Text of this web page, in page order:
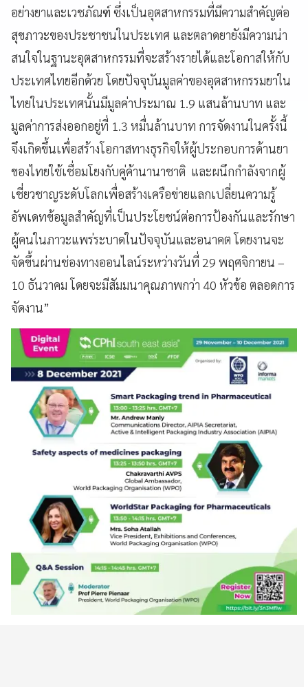
อย่างยาและเวชภัณฑ์ ซึ่งเป็นอุตสาหกรรมที่มีความสำคัญต่อ
สุขภาวะของประชาชนในประเทศ และตลาดยายังมีความน่า
สนใจในฐานะอุตสาหกรรมที่จะสร้างรายได้และโอกาสให้กับ
ประเทศไทยอีกด้วย โดยปัจจุบันมูลค่าของอุตสาหกรรมยาใน
ไทยในประเทศนั้นมีมูลค่าประมาณ 1.9 แสนล้านบาท และ
มูลค่าการส่งออกอยู่ที่ 1.3 หมื่นล้านบาท การจัดงานในครั้งนี้
จึงเกิดขึ้นเพื่อสร้างโอกาสทางธุรกิจให้ผู้ประกอบการด้านยา
ของไทยใช้เชื่อมโยงกับคู่ค้านานาชาติ และผนึกกำลังจากผู้
เชี่ยวชาญระดับโลกเพื่อสร้างเครือข่ายแลกเปลี่ยนความรู้
อัพเดทข้อมูลสำคัญที่เป็นประโยชน์ต่อการป้องกันและรักษา
ผู้คนในภาวะแพร่ระบาดในปัจจุบันและอนาคต โดยงานจะ
จัดขึ้นผ่านช่องทางออนไลน์ระหว่างวันที่ 29 พฤศจิกายน –
10 ธันวาคม โดยจะมีสัมมนาคุณภาพกว่า 40 หัวข้อ ตลอดการ
จัดงาน”